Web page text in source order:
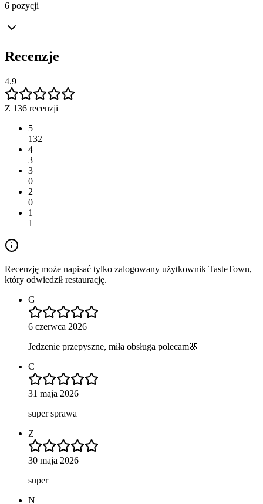
6 pozycji
Recenzje
4.9
Z 136 recenzji
5
132
4
3
3
0
2
0
1
1
Recenzję może napisać tylko zalogowany użytkownik TasteTown,
który odwiedził restaurację.
G
6 czerwca 2026
Jedzenie przepyszne, miła obsługa polecam🌸
C
31 maja 2026
super sprawa
Z
30 maja 2026
super
N